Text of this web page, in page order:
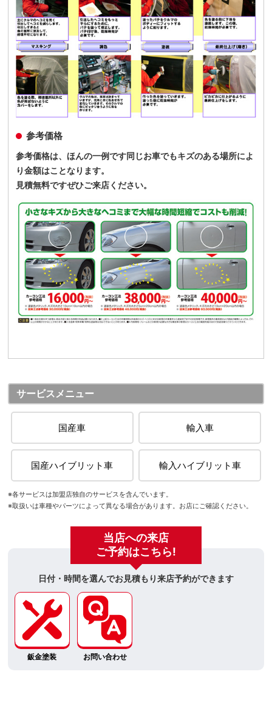
参考価格
参考価格は、ほんの一例です同じお車でもキズのある場所によ
り金額はことなります。
見積無料ですぜひご来店ください。
サービスメニュー
国産車 輸入車
国産ハイブリット車 輸入ハイブリット車
※各サービスは加盟店独自のサービスを含んでいます。
※取扱いは車種やパーツによって異なる場合があります。お店にご確認ください。
当店への来店
ご予約はこちら!
日付・時間を選んでお見積もり来店予約ができます
鈑金塗装 お問い合わせ